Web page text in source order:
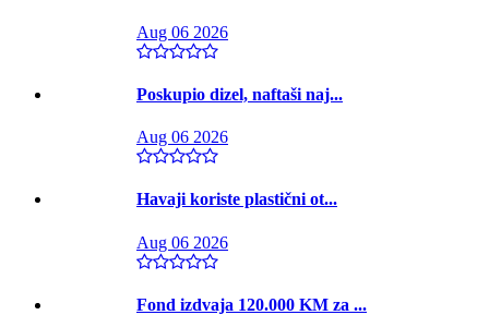
Aug 06 2026
Poskupio dizel, naftaši naj...
Aug 06 2026
Havaji koriste plastični ot...
Aug 06 2026
Fond izdvaja 120.000 KM za ...